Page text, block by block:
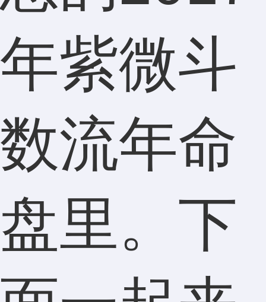
年紫微斗
数流年命
盘里。下